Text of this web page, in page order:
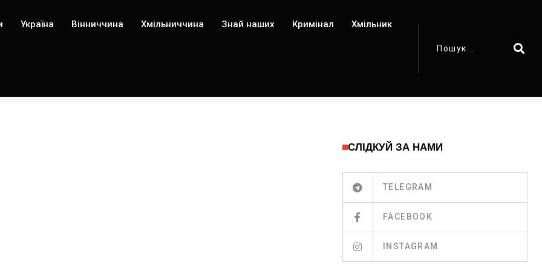
Україна Вінниччина Хмільниччина Знай наших Кримінал Хмільник
СЛІДКУЙ ЗА НАМИ
TELEGRAM
FACEBOOK
INSTAGRAM